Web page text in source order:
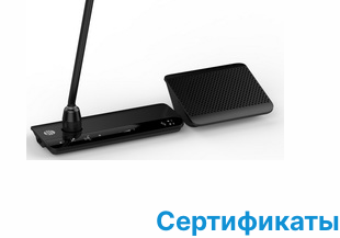
Сертификаты